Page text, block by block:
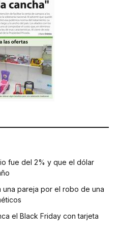
fue del 2% y que el dólar
una pareja por el robo de una
el Black Friday con tarjeta